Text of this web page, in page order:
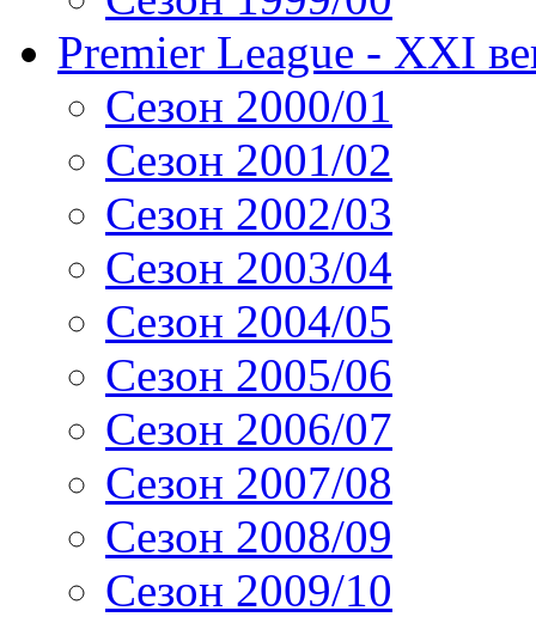
Premier League - XXI
Сезон 2000/01
Сезон 2001/02
Сезон 2002/03
Сезон 2003/04
Сезон 2004/05
Сезон 2005/06
Сезон 2006/07
Сезон 2007/08
Сезон 2008/09
Сезон 2009/10